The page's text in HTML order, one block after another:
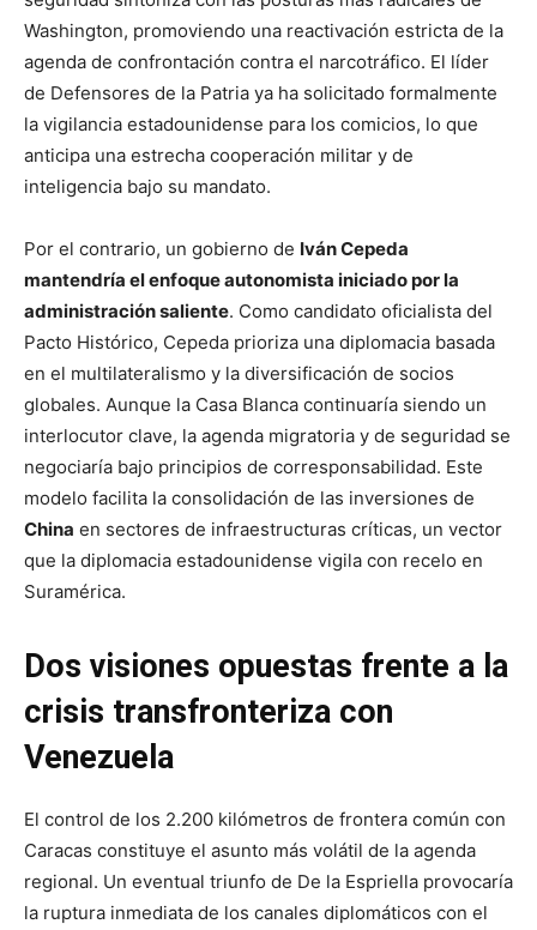
Washington, promoviendo una reactivación estricta de la
agenda de confrontación contra el narcotráfico. El líder
de Defensores de la Patria ya ha solicitado formalmente
la vigilancia estadounidense para los comicios, lo que
anticipa una estrecha cooperación militar y de
inteligencia bajo su mandato.
Por el contrario, un gobierno de Iván Cepeda
mantendría el enfoque autonomista iniciado por la
administración saliente. Como candidato oficialista del
Pacto Histórico, Cepeda prioriza una diplomacia basada
en el multilateralismo y la diversificación de socios
globales. Aunque la Casa Blanca continuaría siendo un
interlocutor clave, la agenda migratoria y de seguridad se
negociaría bajo principios de corresponsabilidad. Este
modelo facilita la consolidación de las inversiones de
China en sectores de infraestructuras críticas, un vector
que la diplomacia estadounidense vigila con recelo en
Suramérica.
Dos visiones opuestas frente a la
crisis transfronteriza con
Venezuela
El control de los 2.200 kilómetros de frontera común con
Caracas constituye el asunto más volátil de la agenda
regional. Un eventual triunfo de De la Espriella provocaría
la ruptura inmediata de los canales diplomáticos con el